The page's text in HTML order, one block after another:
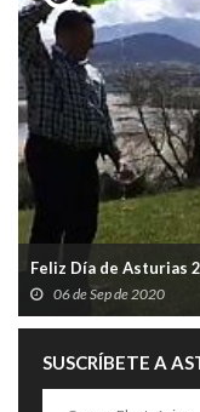
Feliz Día de Asturias
06 de Sep de 2020
SUSCRÍBETE A